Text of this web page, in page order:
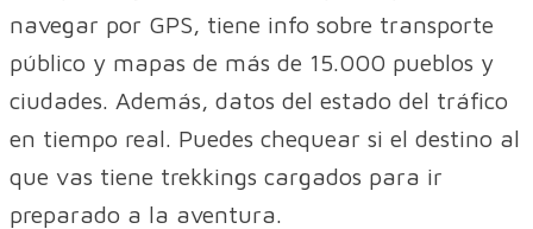
navegar por GPS, tiene info sobre transporte
público y mapas de más de 15.000 pueblos y
ciudades. Además, datos del estado del tráfico
en tiempo real. Puedes chequear si el destino al
que vas tiene trekkings cargados para ir
preparado a la aventura.